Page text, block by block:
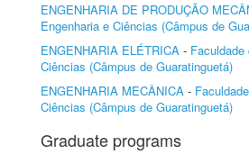
ENGENHARIA DE PRODUÇÃO
Engenharia e Ciências (Câmpus de
ENGENHARIA ELÉTRICA - Faculdade
Ciências (Câmpus de Guaratinguetá)
ENGENHARIA MECÂNICA -
Ciências (Câmpus de Guaratinguetá)
Graduate programs